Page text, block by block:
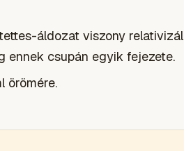
áldozat viszony
ennek csupán egyik fejezete.
örömére.